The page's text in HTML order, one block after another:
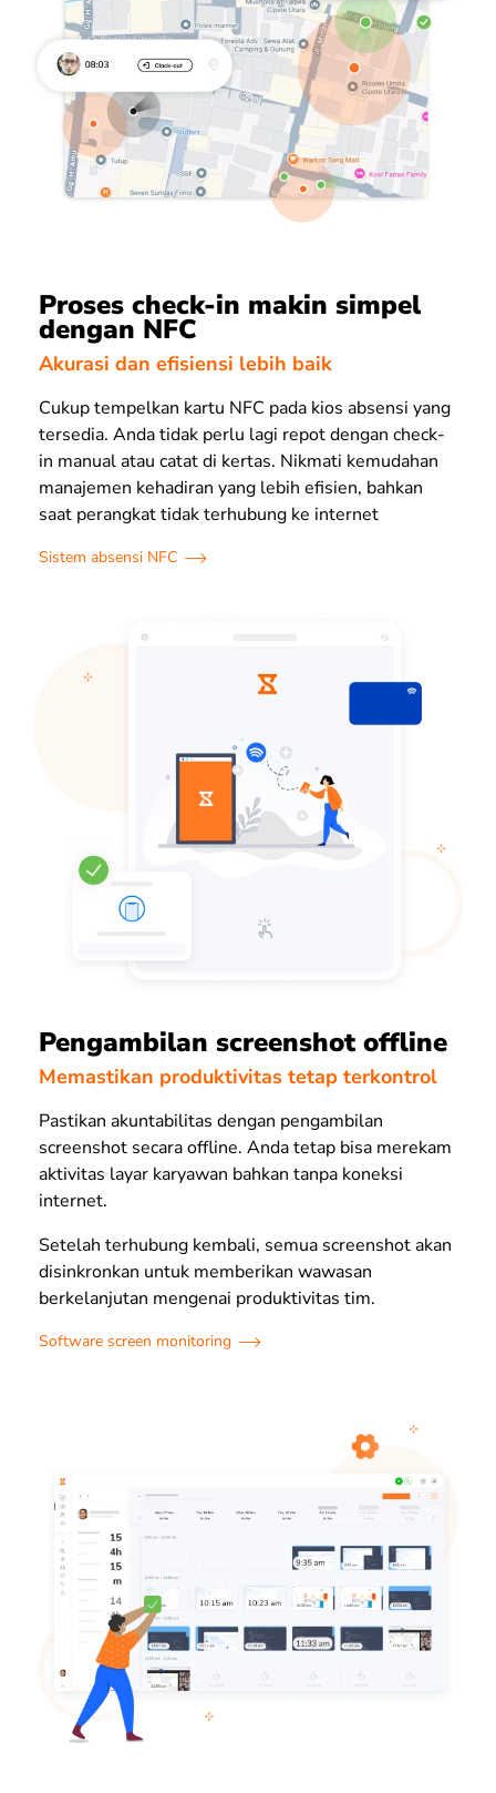
Proses check-in makin simpel
dengan NFC
Akurasi dan efisiensi lebih baik
Cukup tempelkan kartu NFC pada kios absensi yang
tersedia. Anda tidak perlu lagi repot dengan check-
in manual atau catat di kertas. Nikmati kemudahan
manajemen kehadiran yang lebih efisien, bahkan
saat perangkat tidak terhubung ke internet
Sistem absensi NFC
Pengambilan screenshot offline
Memastikan produktivitas tetap terkontrol
Pastikan akuntabilitas dengan pengambilan
screenshot secara offline. Anda tetap bisa merekam
aktivitas layar karyawan bahkan tanpa koneksi
internet.
Setelah terhubung kembali, semua screenshot akan
disinkronkan untuk memberikan wawasan
berkelanjutan mengenai produktivitas tim.
Software screen monitoring